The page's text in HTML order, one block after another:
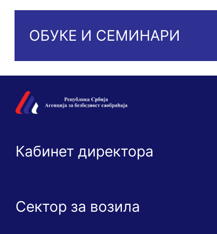
ОБУКЕ И СЕМИНАРИ
Кабинет директора
Сектор за возила